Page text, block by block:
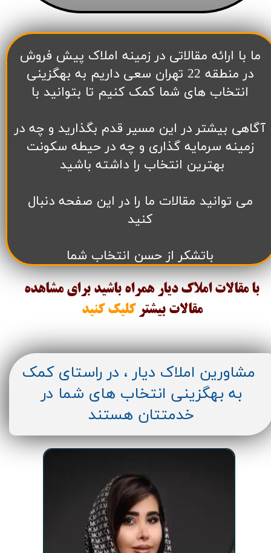
​ما با ارائه مقالاتی در زمینه املاک پیش فروش
در منطقه 22 تهران سعی داریم به بهگزینی
انتخاب های شما کمک کنیم تا بتوانید با
آگاهی بیشتر در این مسیر قدم بگذارید و چه در
زمینه سرمایه گذاری و چه در حیطه سکونت
بهترین انتخاب را داشته باشید
می توانید مقالات ما را در این صفحه دنبال
کنید
باتشکر از حسن انتخاب شما
با مقالات املاک دیار همراه باشید برای مشاهده
مقالات بیشتر کلیک کنید
مشاورین املاک دیار ، در راستای کمک
به بهگزینی انتخاب های شما در
خدمتتان هستند